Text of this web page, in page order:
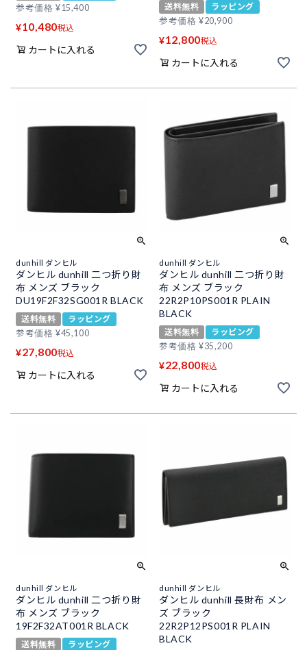
参考価格 ¥15,400
¥10,480税込
カートに入れる
送料無料
ラッピング
参考価格 ¥20,900
¥12,800税込
カートに入れる
dunhill ダンヒル
ダンヒル dunhill 二つ折り財
布 メンズ ブラック
DU19F2F32SG001R BLACK
送料無料
ラッピング
参考価格 ¥45,100
¥27,800税込
カートに入れる
dunhill ダンヒル
ダンヒル dunhill 二つ折り財
布 メンズ ブラック
22R2P10PS001R PLAIN
BLACK
送料無料
ラッピング
参考価格 ¥35,200
¥22,800税込
カートに入れる
dunhill ダンヒル
ダンヒル dunhill 二つ折り財
布 メンズ ブラック
19F2F32AT001R BLACK
送料無料
ラッピング
dunhill ダンヒル
ダンヒル dunhill 長財布 メン
ズ ブラック
22R2P12PS001R PLAIN
BLACK